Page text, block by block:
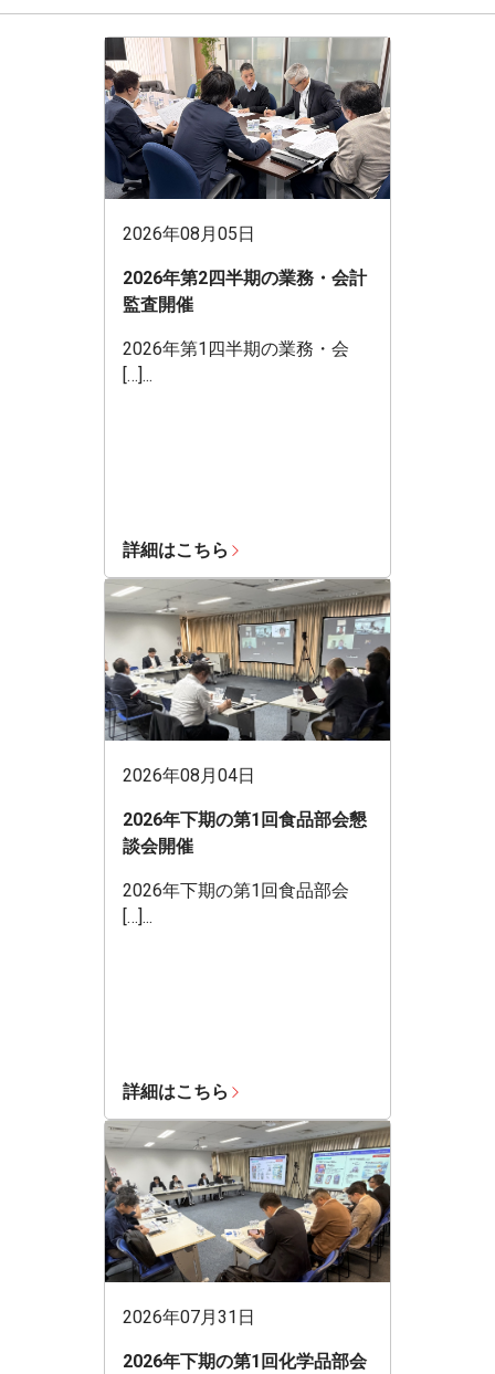
2026年08月05日
2026年第2四半期の業務・会計
監査開催
2026年第1四半期の業務・会
[…]...
詳細はこちら
2026年08月04日
2026年下期の第1回食品部会懇
談会開催
2026年下期の第1回食品部会
[…]...
詳細はこちら
2026年07月31日
2026年下期の第1回化学品部会